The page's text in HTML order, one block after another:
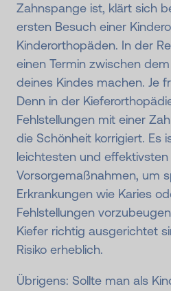
Zahnspange ist, klärt sich
ersten Besuch einer
Kinderorthopäden. In der
einen Termin zwischen
deines Kindes machen. Je
Denn in der
Fehlstellungen mit einer
die Schönheit korrigiert. Es
leichtesten und effektivsten
Vorsorgemaßnahmen, um
Erkrankungen wie Karies
Fehlstellungen
Kiefer richtig ausgerichtet
Risiko erheblich.
Übrigens: Sollte man als